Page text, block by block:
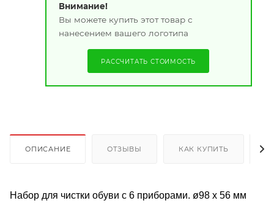
Внимание!
Вы можете купить этот товар с
нанесением вашего логотипа
РАССЧИТАТЬ СТОИМОСТЬ
ОПИСАНИЕ ОТЗЫВЫ КАК КУПИТЬ
Набор для чистки обуви с 6 приборами. ø98 x 56 мм